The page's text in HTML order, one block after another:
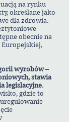
na rynku
określane jako
dla zdrowia.
obecnie na
wyrobów –
stawia
legislacyjne.
gdzie to